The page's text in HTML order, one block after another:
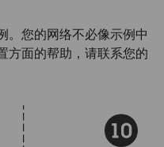
。您的网络不必像示例中
方面的帮助，请联系您的